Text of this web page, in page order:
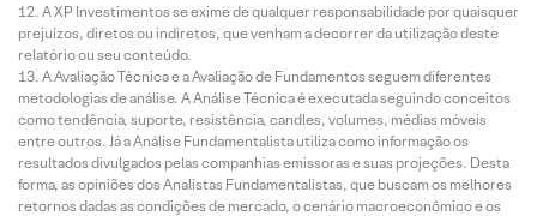
A XP Investimentos se exime de qualquer responsabilidade por quaisquer
prejuízos, diretos ou indiretos, que venham a decorrer da utilização deste
relatório ou seu conteúdo.
A Avaliação Técnica e a Avaliação de Fundamentos seguem diferentes
metodologias de análise. A Análise Técnica é executada seguindo conceitos
como tendência, suporte, resistência, candles, volumes, médias móveis
entre outros. Já a Análise Fundamentalista utiliza como informação os
resultados divulgados pelas companhias emissoras e suas projeções. Desta
forma, as opiniões dos Analistas Fundamentalistas, que buscam os melhores
retornos dadas as condições de mercado, o cenário macroeconômico e os